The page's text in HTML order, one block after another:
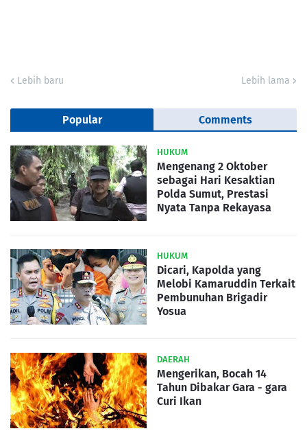
Lebih baru Lebih lama
Popular Comments
HUKUM
Mengenang 2 Oktober
sebagai Hari Kesaktian
Polda Sumut, Prestasi
Nyata Tanpa Rekayasa
HUKUM
Dicari, Kapolda yang
Melobi Kamaruddin Terkait
Pembunuhan Brigadir
Yosua
DAERAH
Mengerikan, Bocah 14
Tahun Dibakar Gara - gara
Curi Ikan